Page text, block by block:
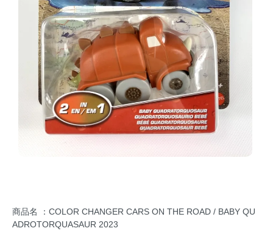
商品名 ：COLOR CHANGER CARS ON THE ROAD / BABY QU
ADROTORQUASAUR 2023